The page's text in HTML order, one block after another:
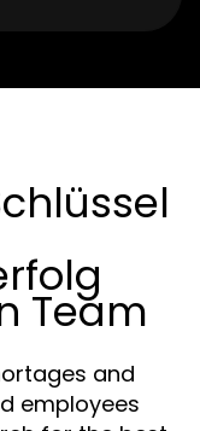
Team
and
employees